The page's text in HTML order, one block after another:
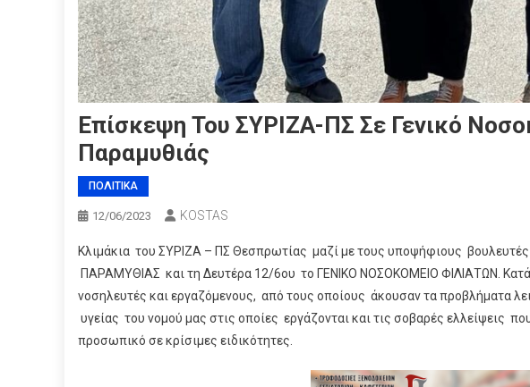
Επίσκεψη Του ΣΥΡΙΖΑ-ΠΣ Σε Γενικό
Παραμυθιάς
ΠΟΛΙΤΙΚΑ
12/06/2023 KOSTAS
Κλιμάκια του ΣΥΡΙΖΑ – ΠΣ Θεσπρωτίας μαζί με τους υποψήφιους
ΠΑΡΑΜΥΘΙΑΣ και τη Δευτέρα 12/6ου το ΓΕΝΙΚΟ ΝΟΣΟΚΟΜΕΙΟ ΦΙΛΙΑΤΩΝ. Κατά
νοσηλευτές και εργαζόμενους, από τους οποίους άκουσαν τα προβλήματα
υγείας του νομού μας στις οποίες εργάζονται και τις σοβαρές ελλείψεις
προσωπικό σε κρίσιμες ειδικότητες.